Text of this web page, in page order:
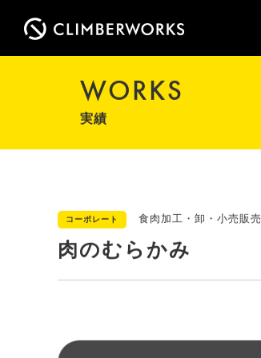
WORKS
実績
コーポレート 食肉加工・卸・小売販売
肉のむらかみ